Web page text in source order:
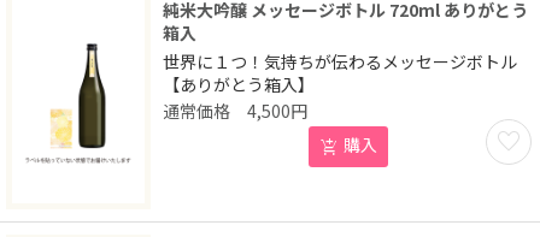
純米大吟醸 メッセージボトル 720ml ありがとう
箱入
世界に１つ！気持ちが伝わるメッセージボトル
【ありがとう箱入】
お気
4,500円
購入